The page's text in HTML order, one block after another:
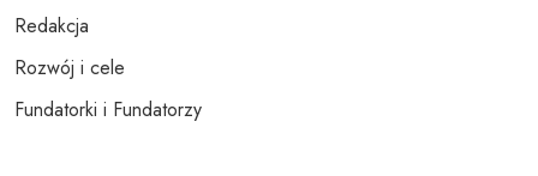
Redakcja
Rozwój i cele
Fundatorki i Fundatorzy